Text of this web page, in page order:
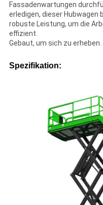
Fassadenwartungen
erledigen, dieser Hubwagen
robuste Leistung, um die
effizient.
Gebaut, um sich zu
Spezifikation: